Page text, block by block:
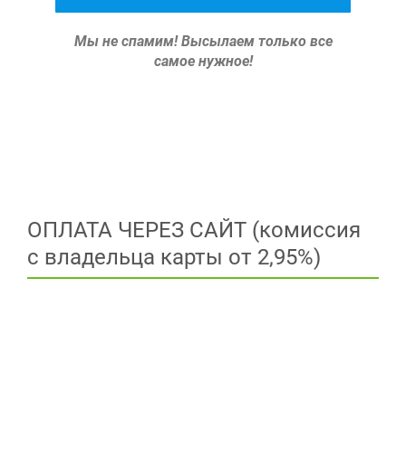
Мы не спамим! Высылаем только все
самое нужное!
ОПЛАТА ЧЕРЕЗ САЙТ (комиссия
с владельца карты от 2,95%)